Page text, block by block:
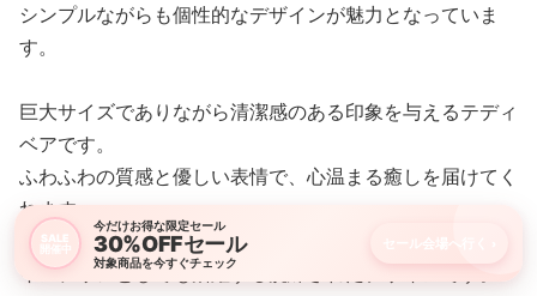
SALE
開催中
今だけお得な限定セール
30%OFFセール
対象商品を今すぐチェック
セール会場へ行く
シンプルながらも個性的なデザインが魅力となっていま
す。
巨大サイズでありながら清潔感のある印象を与えるテディ
ベアです。
ふわふわの質感と優しい表情で、心温まる癒しを届けてく
れます。
インテリアとしても活躍する洗練されたデザインです。